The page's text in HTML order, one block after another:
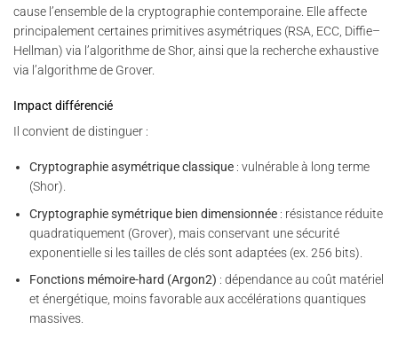
cause l’ensemble de la cryptographie contemporaine. Elle affecte
principalement certaines primitives asymétriques (RSA, ECC, Diffie–
Hellman) via l’algorithme de Shor, ainsi que la recherche exhaustive
via l’algorithme de Grover.
Impact différencié
Il convient de distinguer :
Cryptographie asymétrique classique : vulnérable à long terme
(Shor).
Cryptographie symétrique bien dimensionnée : résistance réduite
quadratiquement (Grover), mais conservant une sécurité
exponentielle si les tailles de clés sont adaptées (ex. 256 bits).
Fonctions mémoire-hard (Argon2) : dépendance au coût matériel
et énergétique, moins favorable aux accélérations quantiques
massives.